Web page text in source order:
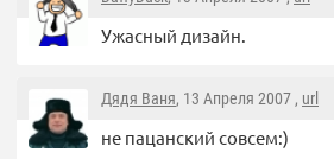
Ужасный дизайн.
Дядя Ваня, 13 Апреля 2007 , url
не пацанский совсем:)